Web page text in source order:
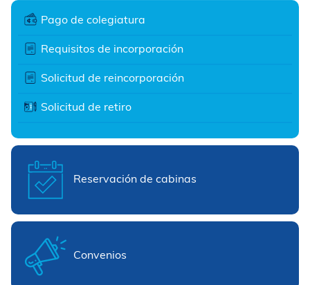
Pago de colegiatura
Requisitos de incorporación
Solicitud de reincorporación
Solicitud de retiro
Reservación de cabinas
Convenios